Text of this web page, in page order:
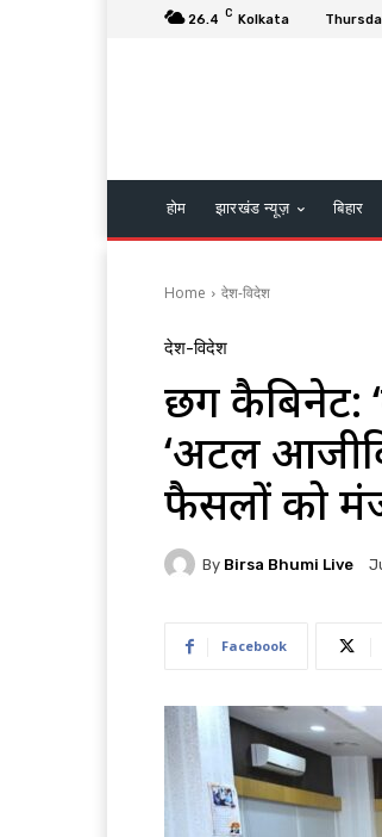
26.4 C Kolkata
होम झारखंड न्यूज़ बिहार
Home देश-विदेश
देश-विदेश
छग कैबिनेट:
‘अटल
फैसलों को
By Birsa Bhumi Live
Facebook